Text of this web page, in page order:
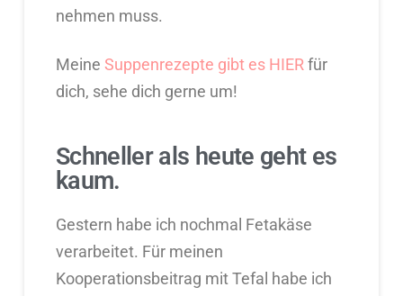
nehmen muss.
Meine Suppenrezepte gibt es HIER für
dich, sehe dich gerne um!
Schneller als heute geht es
kaum.
Gestern habe ich nochmal Fetakäse
verarbeitet. Für meinen
Kooperationsbeitrag mit Tefal habe ich